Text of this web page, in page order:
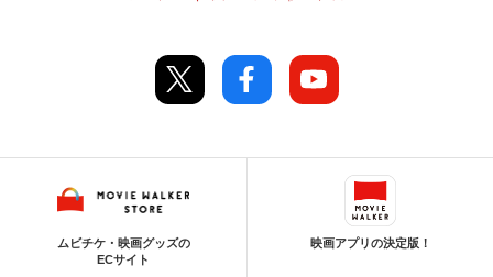
ムビチケ・映画グッズの
ECサイト
映画アプリの決定版！